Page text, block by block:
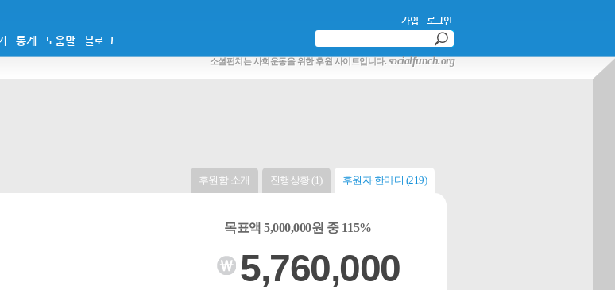
통계 도움말 블로그
가입 로그인
소셜펀치는 사회운동을 위한 후원 사이트입니다. socialfunch.org
후원함 소개 진행상황 (1) 후원자 한마디 (219)
목표액 5,000,000원 중 115%
5,760,000